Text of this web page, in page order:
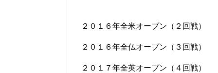
２０１６年全米オープン（２回戦）
２０１６年全仏オープン（３回戦）
２０１７年全英オープン（４回戦）